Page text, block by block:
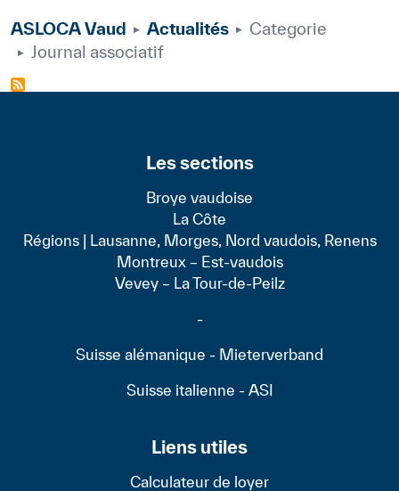
ASLOCA Vaud Actualités
Categorie
Journal associatif
Les sections
Broye vaudoise
La Côte
Régions | Lausanne, Morges, Nord vaudois, Renens
Montreux – Est-vaudois
Vevey – La Tour-de-Peilz
-
Suisse alémanique - Mieterverband
Suisse italienne - ASI
Liens utiles
Calculateur de loyer